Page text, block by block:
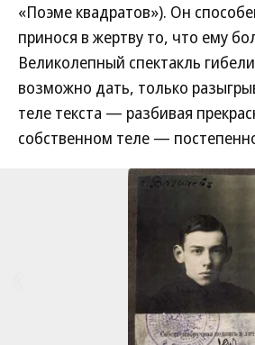
«Поэме квадратов»). Он
принося в жертву то, что ему
Великолепный спектакль
возможно дать, только
теле текста — разбивая
собственном теле —